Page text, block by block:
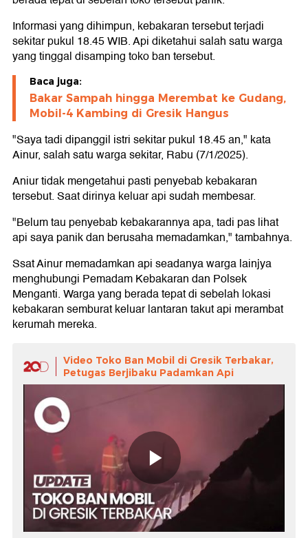
Informasi yang dihimpun, kebakaran tersebut terjadi
sekitar pukul 18.45 WIB. Api diketahui salah satu warga
yang tinggal disamping toko ban tersebut.
Baca juga:
Bakar Sampah hingga Merembat ke Gudang,
Mobil-4 Kambing di Gresik Hangus
"Saya tadi dipanggil istri sekitar pukul 18.45 an," kata
Ainur, salah satu warga sekitar, Rabu (7/1/2025).
Aniur tidak mengetahui pasti penyebab kebakaran
tersebut. Saat dirinya keluar api sudah membesar.
"Belum tau penyebab kebakarannya apa, tadi pas lihat
api saya panik dan berusaha memadamkan," tambahnya.
Ssat Ainur memadamkan api seadanya warga lainjya
menghubungi Pemadam Kebakaran dan Polsek
Menganti. Warga yang berada tepat di sebelah lokasi
kebakaran semburat keluar lantaran takut api merambat
kerumah mereka.
Video Toko Ban Mobil di Gresik Terbakar,
Petugas Berjibaku Padamkan Api